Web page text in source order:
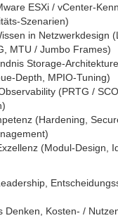
ESXi /
in Netzwerkdesign
MTU / Jumbo Frames)
MPIO‑Tuning)
(PRTG /
(Hardening,
(Modul‑Design,
Denken, Kosten‑ /